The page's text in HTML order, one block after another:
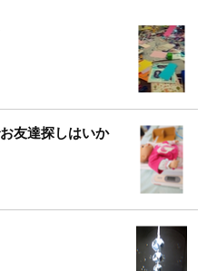
友達探しはいか